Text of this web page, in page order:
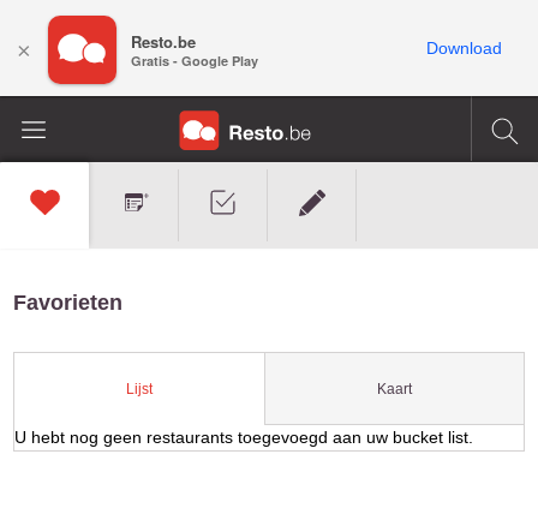
Favorieten
Lijst Kaart
U hebt nog geen restaurants toegevoegd aan uw bucket list.
× Resto.be
Gratis - Google Play
Download